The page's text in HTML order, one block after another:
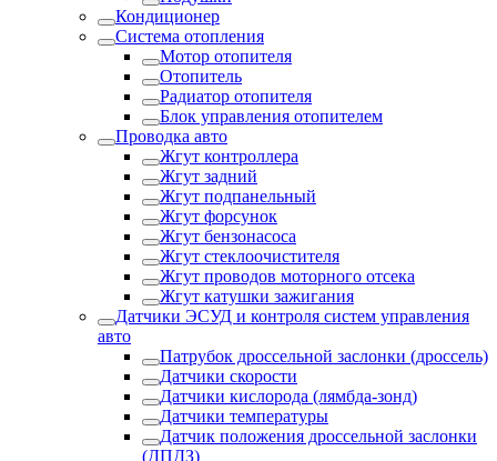
Кондиционер
Система отопления
Мотор отопителя
Отопитель
Радиатор отопителя
Блок управления отопителем
Проводка авто
Жгут контроллера
Жгут задний
Жгут подпанельный
Жгут форсунок
Жгут бензонасоса
Жгут стеклоочистителя
Жгут проводов моторного отсека
Жгут катушки зажигания
Датчики ЭСУД и контроля систем управления
авто
Патрубок дроссельной заслонки (дроссель)
Датчики скорости
Датчики кислорода (лямбда-зонд)
Датчики температуры
Датчик положения дроссельной заслонки
(ДПДЗ)